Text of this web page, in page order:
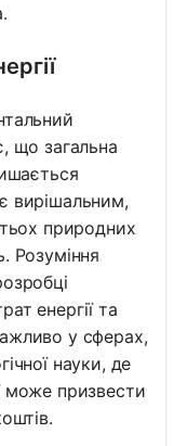
що загальна
вирішальним,
природних
Розуміння
енергії та
у сферах,
науки, де
може призвести